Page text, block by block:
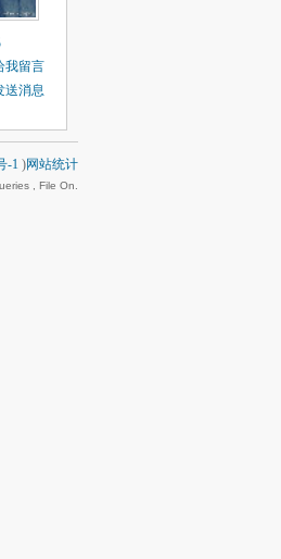
我留言
送消息
-1 )网站统计
, File On.